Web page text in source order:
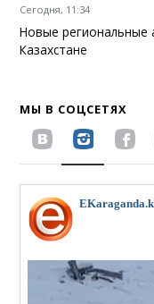
Сегодня, 11:34
Новые региональные
Казахстане
МЫ В СОЦСЕТЯХ